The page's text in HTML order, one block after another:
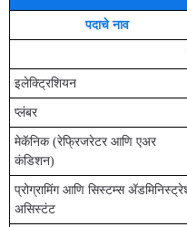
पदाचे नाव
इलेक्ट्रिशियन
प्लंबर
मेकॅनिक (रेफ्रिजरेटर आणि एअर
कंडिशन)
प्रोग्रामिंग आणि सिस्टम्स
असिस्टंट